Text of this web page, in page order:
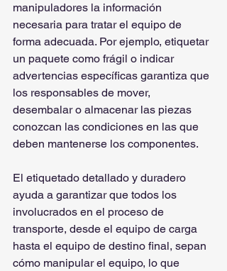
manipuladores la información
necesaria para tratar el equipo de
forma adecuada. Por ejemplo, etiquetar
un paquete como frágil o indicar
advertencias específicas garantiza que
los responsables de mover,
desembalar o almacenar las piezas
conozcan las condiciones en las que
deben mantenerse los componentes.
El etiquetado detallado y duradero
ayuda a garantizar que todos los
involucrados en el proceso de
transporte, desde el equipo de carga
hasta el equipo de destino final, sepan
cómo manipular el equipo, lo que